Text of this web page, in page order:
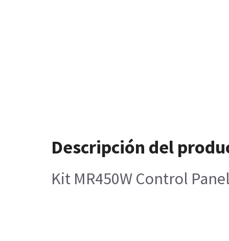
Descripción del
Kit MR450W Control